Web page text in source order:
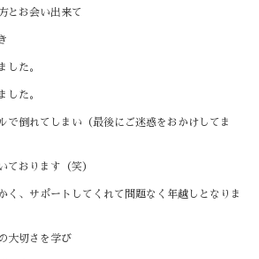
とお会い出来て
した。
した。
で倒れてしまい（最後にご迷惑をおかけしてま
ております（笑）
く、サポートしてくれて問題なく年越しとなりま
大切さを学び